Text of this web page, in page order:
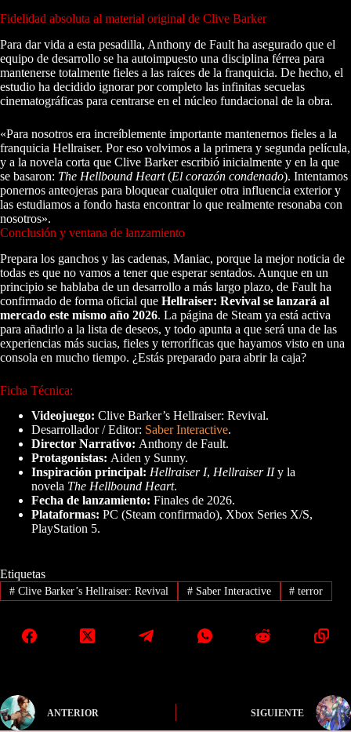
Fidelidad absoluta al material original de Clive Barker
Para dar vida a esta pesadilla, Anthony de Fault ha asegurado que el
equipo de desarrollo se ha autoimpuesto una disciplina férrea para
mantenerse totalmente fieles a las raíces de la franquicia. De hecho, el
estudio ha decidido ignorar por completo las infinitas secuelas
cinematográficas para centrarse en el núcleo fundacional de la obra.
«Para nosotros era increíblemente importante mantenernos fieles a la
franquicia Hellraiser. Por eso volvimos a la primera y segunda película,
y a la novela corta que Clive Barker escribió inicialmente y en la que
se basaron: The Hellbound Heart(El corazón condenado). Intentamos
ponernos anteojeras para bloquear cualquier otra influencia exterior y
las estudiamos a fondo hasta encontrar lo que realmente resonaba con
nosotros».
Conclusión y ventana de lanzamiento
Prepara los ganchos y las cadenas, Maniac, porque la mejor noticia de
todas es que no vamos a tener que esperar sentados. Aunque en un
principio se hablaba de un desarrollo a más largo plazo, de Fault ha
confirmado de forma oficial que Hellraiser: Revival se lanzará al
mercado este mismo año 2026. La página de Steam ya está activa
para añadirlo a la lista de deseos, y todo apunta a que será una de las
experiencias más sucias, fieles y terroríficas que hayamos visto en una
consola en mucho tiempo. ¿Estás preparado para abrir la caja?
Ficha Técnica:
Videojuego: Clive Barker’s Hellraiser: Revival.
Desarrollador / Editor: Saber Interactive.
Director Narrativo: Anthony de Fault.
Protagonistas: Aiden y Sunny.
Inspiración principal: Hellraiser I, Hellraiser IIy la
novela The Hellbound Heart.
Fecha de lanzamiento: Finales de 2026.
Plataformas: PC (Steam confirmado), Xbox Series X/S,
PlayStation 5.
Etiquetas
#Clive Barker’s Hellraiser: Revival #Saber Interactive # terror
ANTERIOR SIGUIENTE